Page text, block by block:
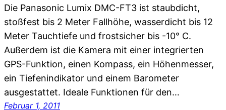
Die Panasonic Lumix DMC-FT3 ist staubdicht,
stoßfest bis 2 Meter Fallhöhe, wasserdicht bis 12
Meter Tauchtiefe und frostsicher bis -10° C.
Außerdem ist die Kamera mit einer integrierten
GPS-Funktion, einen Kompass, ein Höhenmesser,
ein Tiefenindikator und einem Barometer
ausgestattet. Ideale Funktionen für den…
Februar 1, 2011